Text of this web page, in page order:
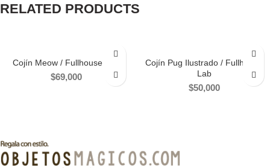
RELATED PRODUCTS
Cojín Meow / Fullhouse Lab
$69,000
Cojín Pug Ilustrado / Fullhouse
Lab
$50,000